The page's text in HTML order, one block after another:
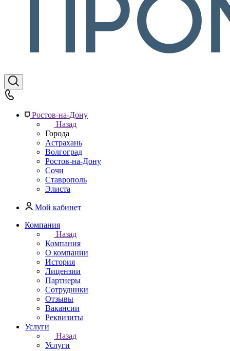
Ростов-на-Дону
Назад
Города
Астрахань
Волгоград
Ростов-на-Дону
Сочи
Ставрополь
Элиста
Мой кабинет
Компания
Назад
Компания
О компании
История
Лицензии
Партнеры
Сотрудники
Отзывы
Вакансии
Реквизиты
Услуги
Назад
Услуги